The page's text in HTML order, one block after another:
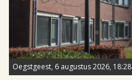
Oegstgeest, 6 augustus 2026, 18:28